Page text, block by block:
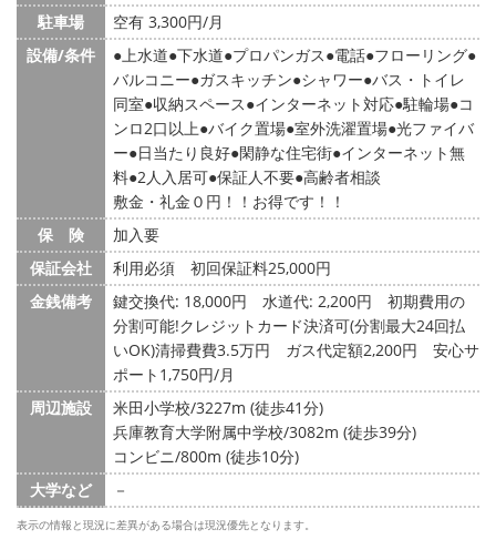
駐車場
空有 3,300円/月
設備/条件
上水道 下水道 プロパンガス 電話 フローリング
バルコニー ガスキッチン シャワー バス・トイレ
同室 収納スペース インターネット対応 駐輪場 コ
ンロ2口以上 バイク置場 室外洗濯置場 光ファイバ
ー 日当たり良好 閑静な住宅街 インターネット無
料 2人入居可 保証人不要 高齢者相談
敷金・礼金０円！！お得です！！
保 険
加入要
保証会社
利用必須 初回保証料25,000円
金銭備考
鍵交換代: 18,000円 水道代: 2,200円
初期費用の
分割可能!クレジットカード決済可(分割最大24回払
いOK)清掃費費3.5万円 ガス代定額2,200円 安心サ
ポート1,750円/月
周辺施設
米田小学校/3227m (徒歩41分)
兵庫教育大学附属中学校/3082m (徒歩39分)
コンビニ/800m (徒歩10分)
大学など
－
表示の情報と現況に差異がある場合は現況優先となります。